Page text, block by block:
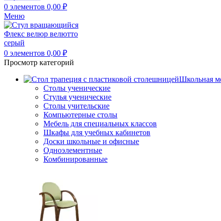
0 элементов 0,00 ₽
Меню
0 элементов 0,00 ₽
Просмотр категорий
Школьная
Столы ученические
Стулья ученические
Столы учительские
Компьютерные столы
Мебель для специальных классов
Шкафы для учебных кабинетов
Доски школьные и офисные
Одноэлементные
Комбинированные